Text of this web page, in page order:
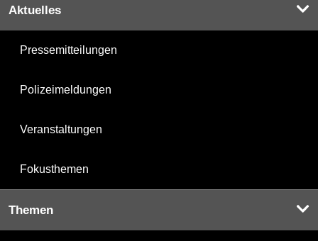
Aktuelles
Pressemitteilungen
Polizeimeldungen
Veranstaltungen
Fokusthemen
Themen